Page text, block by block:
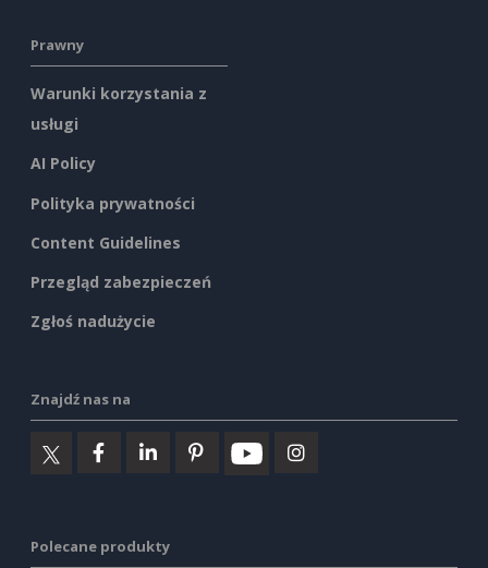
Prawny
Warunki korzystania z
usługi
AI Policy
Polityka prywatności
Content Guidelines
Przegląd zabezpieczeń
Zgłoś nadużycie
Znajdź nas na
Polecane produkty